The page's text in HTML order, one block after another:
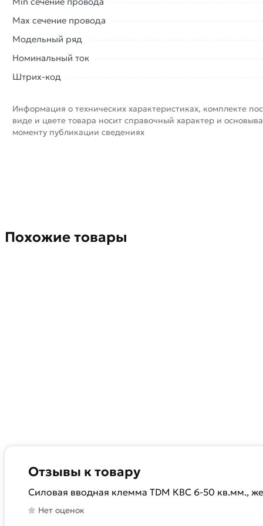
Max сечение провода
Модельный ряд
Номинальный ток
Штрих-код
Информация о технических характеристиках, комплекте
виде и цвете товара носит справочный характер и
моменту публикации сведениях
Похожие товары
Отзывы к товару
Силовая вводная клемма TDM КВС 6-50 кв.мм.,
Нет оценок